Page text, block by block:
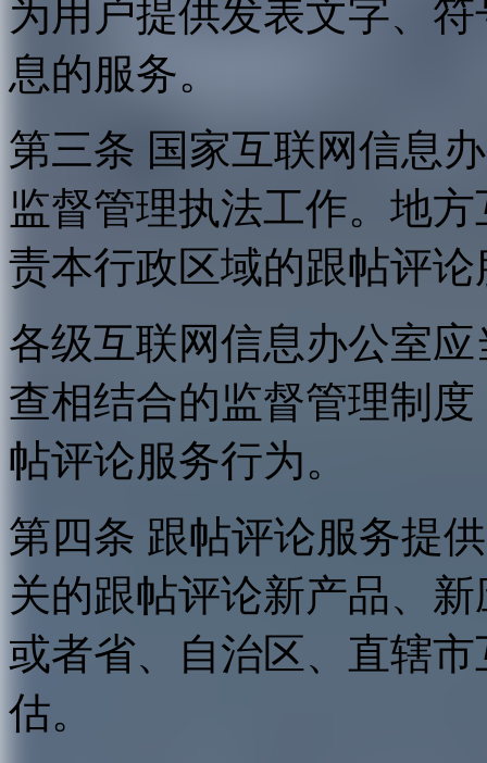
为用户提供发表文字、
息的服务。
第三条 国家互联网信息
监督管理执法工作。地
责本行政区域的跟帖评
各级互联网信息办公室
查相结合的监督管理制
帖评论服务行为。
第四条 跟帖评论服务提
关的跟帖评论新产品、
或者省、自治区、直辖
估。